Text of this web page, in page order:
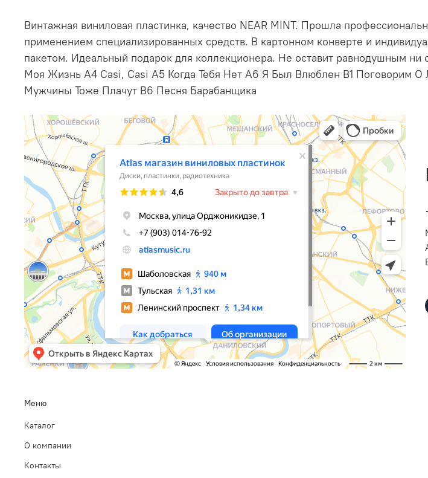
Винтажная виниловая пластинка, качество NEAR MINT. Прошла
применением специализированных средств. В картонном конверте и
пакетом. Идеальный подарок для коллекционера. Не оставит равнодушным ни
Моя Жизнь A4 Casi, Casi A5 Когда Тебя Нет A6 Я Был Влюблен B1 Поговорим
Мужчины Тоже Плачут B6 Песня Барабанщика
Меню
Каталог
О компании
Контакты